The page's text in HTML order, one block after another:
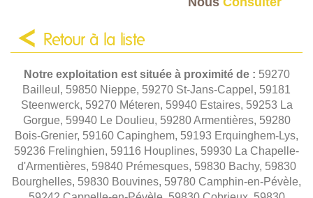
Retour à la liste
Notre exploitation est située à proximité de : 59270
Bailleul, 59850 Nieppe, 59270 St-Jans-Cappel, 59181
Steenwerck, 59270 Méteren, 59940 Estaires, 59253 La
Gorgue, 59940 Le Doulieu, 59280 Armentières, 59280
Bois-Grenier, 59160 Capinghem, 59193 Erquinghem-Lys,
59236 Frelinghien, 59116 Houplines, 59930 La Chapelle-
d'Armentières, 59840 Prémesques, 59830 Bachy, 59830
Bourghelles, 59830 Bouvines, 59780 Camphin-en-Pévèle,